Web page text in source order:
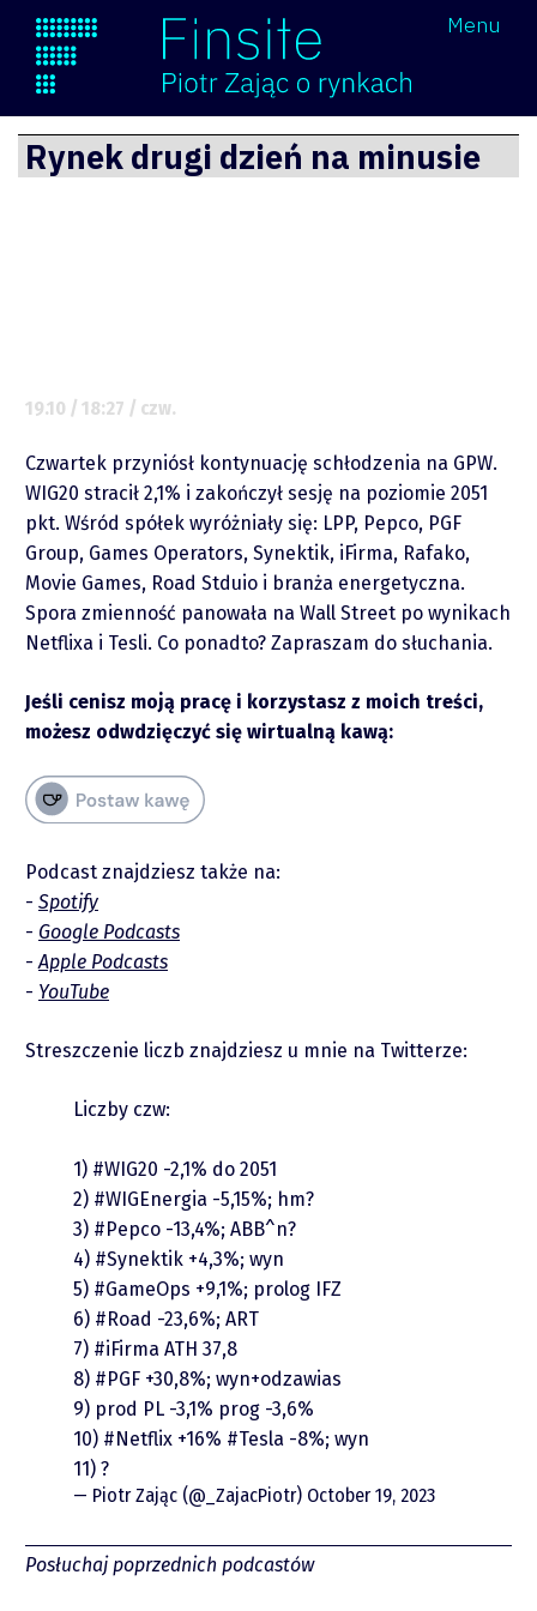
Menu
O mnie
Zastrzeżenie
Współpraca
Wsparcie
Podcasty
Video
piotrek.zajac@pm.me
Twitter
YouTube
Przejdź
do
Rynek drugi dzień na minusie
19.10 / 18:27 / czw.
Czwartek przyniósł kontynuację schłodzenia na GPW.
WIG20 stracił 2,1% i zakończył sesję na poziomie 2051
pkt. Wśród spółek wyróżniały się: LPP, Pepco, PGF
Group, Games Operators, Synektik, iFirma, Rafako,
Movie Games, Road Stduio i branża energetyczna.
Spora zmienność panowała na Wall Street po wynikach
Netflixa i Tesli. Co ponadto? Zapraszam do słuchania.
Jeśli cenisz moją pracę i korzystasz z moich treści,
możesz odwdzięczyć się wirtualną kawą:
Podcast znajdziesz także na:
Spotify
Google Podcasts
Apple Podcasts
YouTube
Streszczenie liczb znajdziesz u mnie na Twitterze:
Liczby czw:
1) #WIG20 -2,1% do 2051
2) #WIGEnergia -5,15%; hm?
3) #Pepco -13,4%; ABB^n?
4) #Synektik +4,3%; wyn
5) #GameOps +9,1%; prolog IFZ
6) #Road -23,6%; ART
7) #iFirma ATH 37,8
8) #PGF +30,8%; wyn+odzawias
9) prod PL -3,1% prog -3,6%
10) #Netflix +16% #Tesla -8%; wyn
11) ?
— Piotr Zając (@_ZajacPiotr) October 19, 2023
Posłuchaj poprzednich podcastów